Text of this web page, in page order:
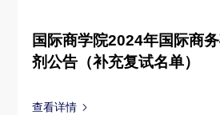
国际商学院2024年国际商
剂公告（补充复试名单）
查看详情